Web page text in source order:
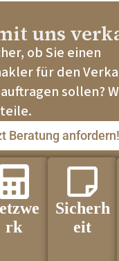
uns
ob Sie einen
für den
sollen?
Beratung anfordern!
rk
Sicherh
eit